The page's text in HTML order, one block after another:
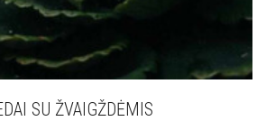
SU ŽVAIGŽDĖMIS